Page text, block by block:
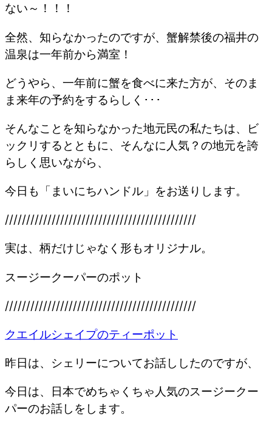
ない～！！！
全然、知らなかったのですが、蟹解禁後の福井の
温泉は一年前から満室！
どうやら、一年前に蟹を食べに来た方が、そのま
ま来年の予約をするらしく･･･
そんなことを知らなかった地元民の私たちは、ビ
ックリするとともに、そんなに人気？の地元を誇
らしく思いながら、
今日も「まいにちハンドル」をお送りします。
/////////////////////////////////////////////
実は、柄だけじゃなく形もオリジナル。
スージークーパーのポット
/////////////////////////////////////////////
クエイルシェイプのティーポット
昨日は、シェリーについてお話ししたのですが、
今日は、日本でめちゃくちゃ人気のスージークー
パーのお話しをします。